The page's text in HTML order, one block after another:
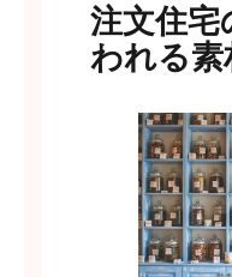
注文住宅
われる素